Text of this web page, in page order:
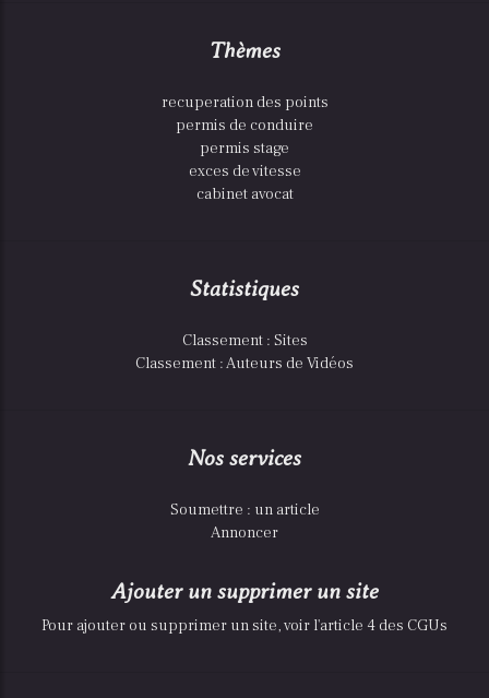
Thèmes
recuperation des points
permis de conduire
permis stage
exces de vitesse
cabinet avocat
Statistiques
Classement : Sites
Classement : Auteurs de Vidéos
Nos services
Soumettre : un article
Annoncer
Ajouter un supprimer un site
Pour ajouter ou supprimer un site, voir l'article 4 des CGUs